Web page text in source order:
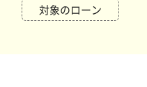
対象のローン